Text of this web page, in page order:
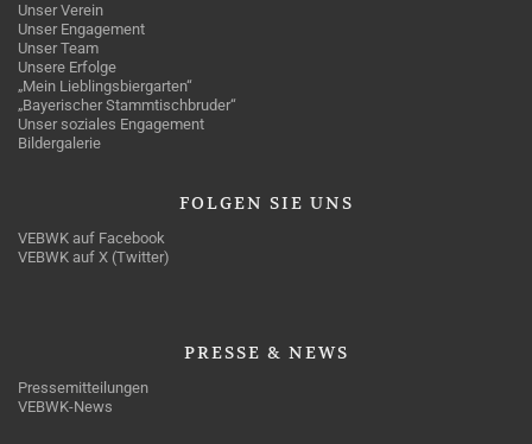
Unser Verein
Unser Engagement
Unser Team
Unsere Erfolge
„Mein Lieblingsbiergarten“
„Bayerischer Stammtischbruder“
Unser soziales Engagement
Bildergalerie
FOLGEN SIE UNS
VEBWK auf Facebook
VEBWK auf X (Twitter)
PRESSE & NEWS
Pressemitteilungen
VEBWK-News